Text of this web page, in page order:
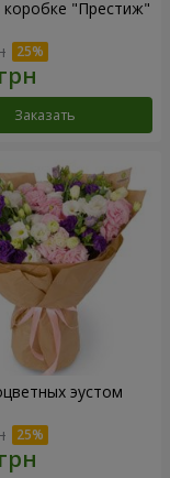
"Престиж"
Заказать
эустом